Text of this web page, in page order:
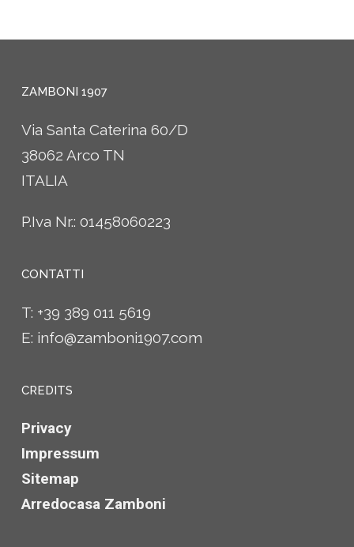
ZAMBONI 1907
Via Santa Caterina 60/D
38062 Arco TN
ITALIA
P.Iva Nr.: 01458060223
CONTATTI
T: +39 389 011 5619
E: info@zamboni1907.com
CREDITS
Privacy
Impressum
Sitemap
Arredocasa Zamboni